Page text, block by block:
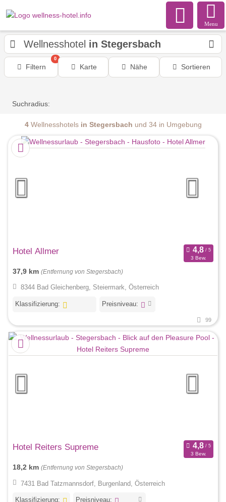
Menu
Wellnesshotel in Stegersbach
Filtern
0
Karte Nähe Sortieren
Suchradius:
4Wellnesshotels in Stegersbach und 34 in Umgebung
Hotel Allmer
3 Bew.
37,9 km (Entfernung von Stegersbach)
8344 Bad Gleichenberg, Steiermark, Österreich
Klassifizierung: Preisniveau:
99
Hotel Reiters Supreme
3 Bew.
18,2 km (Entfernung von Stegersbach)
7431 Bad Tatzmannsdorf, Burgenland, Österreich
Klassifizierung: Preisniveau: